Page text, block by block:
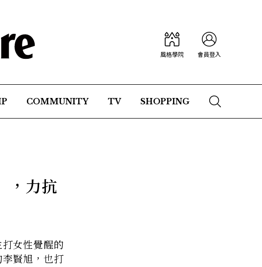
風格學院 會員登入
COMMUNITY TV SHOPPING
，力抗
女性覺醒的
賢旭，也打